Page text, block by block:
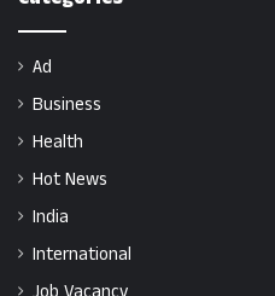
Ad
Business
Health
Hot News
India
International